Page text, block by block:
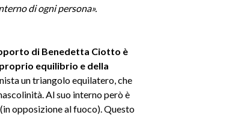
di ogni persona».
di Benedetta Ciotto è
equilibrio e della
un triangolo equilatero, che
Al suo interno però è
opposizione al fuoco). Questo